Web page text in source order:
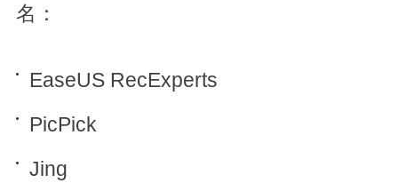
名：
EaseUS RecExperts
PicPick
Jing